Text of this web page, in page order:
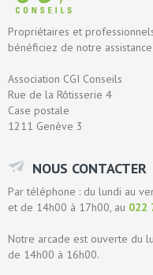
Propriétaires et
bénéficiez de notre
Association CGI Conseils
Rue de la Rôtisserie 4
Case postale
1211 Genève 3
NOUS CONTACTER
Par téléphone : du lundi au
et de 14h00 à 17h00, au 022
Notre arcade est ouverte du
de 14h00 à 16h00.